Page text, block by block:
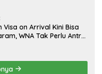
Visa on Arrival Kini Bisa
WNA Tak Perlu Antre